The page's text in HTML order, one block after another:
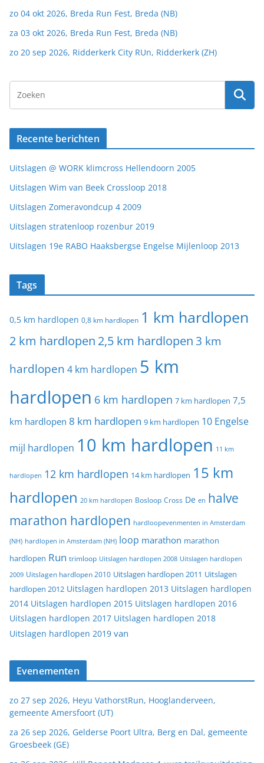
zo 04 okt 2026, Breda Run Fest, Breda (NB)
za 03 okt 2026, Breda Run Fest, Breda (NB)
zo 20 sep 2026, Ridderkerk City RUn, Ridderkerk (ZH)
Recente berichten
Uitslagen @ WORK klimcross Hellendoorn 2005
Uitslagen Wim van Beek Crossloop 2018
Uitslagen Zomeravondcup 4 2009
Uitslagen stratenloop rozenbur 2019
Uitslagen 19e RABO Haaksbergse Engelse Mijlenloop 2013
Tags
0,5 km hardlopen 0,8 km hardlopen 1 km hardlopen
2 km hardlopen 2,5 km hardlopen 3 km
hardlopen 4 km hardlopen 5 km
hardlopen 6 km hardlopen 7 km hardlopen 7,5
km hardlopen 8 km hardlopen 9 km hardlopen 10 Engelse
mijl hardlopen 10 km hardlopen 11 km
hardlopen 12 km hardlopen 14 km hardlopen 15 km
hardlopen 20 km hardlopen Bosloop Cross De en halve
marathon hardlopen hardloopevenmenten in Amsterdam
(NH) hardlopen in Amsterdam (NH) loop marathon marathon
hardlopen Run trimloop Uitslagen hardlopen 2008 Uitslagen hardlopen
2009 Uitslagen hardlopen 2010 Uitslagen hardlopen 2011 Uitslagen
hardlopen 2012 Uitslagen hardlopen 2013 Uitslagen hardlopen
2014 Uitslagen hardlopen 2015 Uitslagen hardlopen 2016
Uitslagen hardlopen 2017 Uitslagen hardlopen 2018
Uitslagen hardlopen 2019 van
Evenementen
zo 27 sep 2026, Heyu VathorstRun, Hooglanderveen,
gemeente Amersfoort (UT)
za 26 sep 2026, Gelderse Poort Ultra, Berg en Dal, gemeente
Groesbeek (GE)